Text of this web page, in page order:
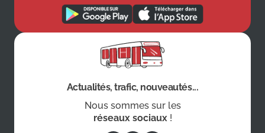
Actualités, trafic, nouveautés...
Nous sommes sur les
réseaux sociaux !